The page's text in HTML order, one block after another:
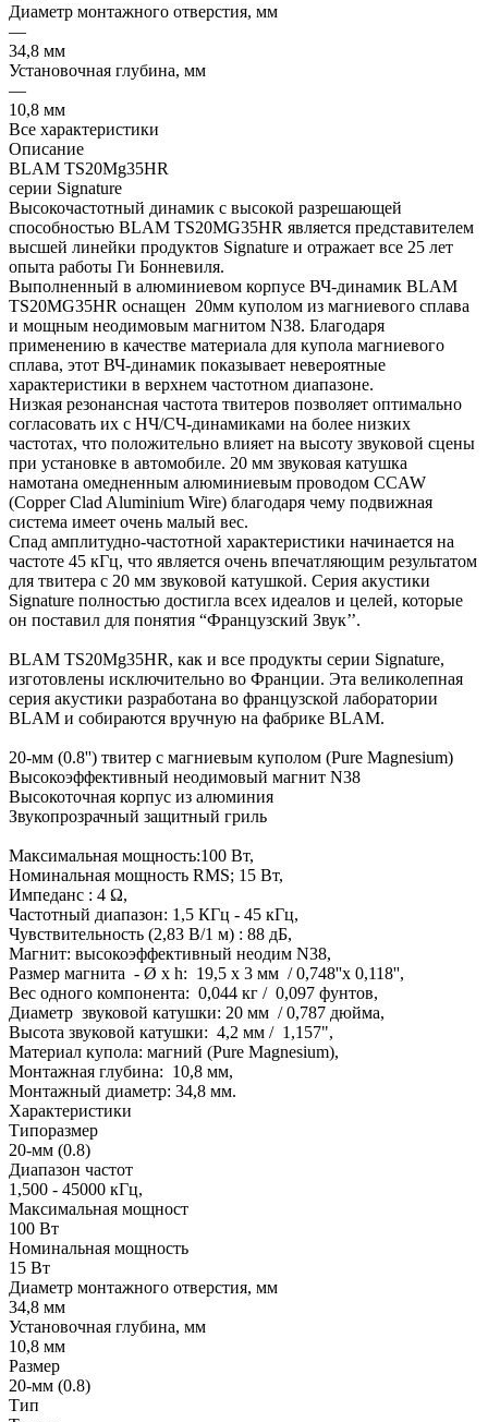
Диаметр монтажного отверстия, мм
—
34,8 мм
Установочная глубина, мм
—
10,8 мм
Все характеристики
Описание
BLAM TS20Mg35HR
серии Signature
Высокочастотный динамик с высокой разрешающей
способностью BLAM TS20MG35HR является представителем
высшей линейки продуктов Signature и отражает все 25 лет
опыта работы Ги Бонневиля.
Выполненный в алюминиевом корпусе ВЧ-динамик BLAM
TS20MG35HR оснащен 20мм куполом из магниевого сплава
и мощным неодимовым магнитом N38. Благодаря
применению в качестве материала для купола магниевого
сплава, этот ВЧ-динамик показывает невероятные
характеристики в верхнем частотном диапазоне.
Низкая резонансная частота твитеров позволяет оптимально
согласовать их с НЧ/СЧ-динамиками на более низких
частотах, что положительно влияет на высоту звуковой сцены
при установке в автомобиле. 20 мм звуковая катушка
намотана омедненным алюминиевым проводом СCAW
(Copper Clad Aluminium Wire) благодаря чему подвижная
система имеет очень малый вес.
Спад амплитудно-частотной характеристики начинается на
частоте 45 кГц, что является очень впечатляющим результатом
для твитера с 20 мм звуковой катушкой. Серия акустики
Signature полностью достигла всех идеалов и целей, которые
он поставил для понятия “Французский Звук’’.
BLAM TS20Mg35HR, как и все продукты серии Signature,
изготовлены исключительно во Франции. Эта великолепная
серия акустики разработана во французской лаборатории
BLAM и собираются вручную на фабрике BLAM.
20-мм (0.8'') твитер с магниевым куполом (Pure Magnesium)
Высокоэффективный неодимовый магнит N38
Высокоточная корпус из алюминия
Звукопрозрачный защитный гриль
Максимальная мощность:100 Вт,
Номинальная мощность RMS; 15 Вт,
Импеданс : 4 Ω,
Частотный диапазон: 1,5 КГц - 45 кГц,
Чувствительность (2,83 В/1 м) : 88 дБ,
Магнит: высокоэффективный неодим N38,
Размер магнита - Ø x h: 19,5 x 3 мм / 0,748''x 0,118'',
Вес одного компонента: 0,044 кг / 0,097 фунтов,
Диаметр звуковой катушки: 20 мм / 0,787 дюйма,
Высота звуковой катушки: 4,2 мм / 1,157",
Материал купола: магний (Pure Magnesium),
Монтажная глубина: 10,8 мм,
Монтажный диаметр: 34,8 мм.
Характеристики
Типоразмер
20-мм (0.8)
Диапазон частот
1,500 - 45000 кГц,
Максимальная мощност
100 Вт
Номинальная мощность
15 Вт
Диаметр монтажного отверстия, мм
34,8 мм
Установочная глубина, мм
10,8 мм
Размер
20-мм (0.8)
Тип